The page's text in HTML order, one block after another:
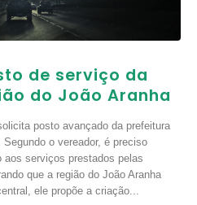
de serviço da
do João Aranha
posto avançado da prefeitura
o vereador, é preciso
aos serviços prestados pelas
que a região do João Aranha
ele propõe a criação...